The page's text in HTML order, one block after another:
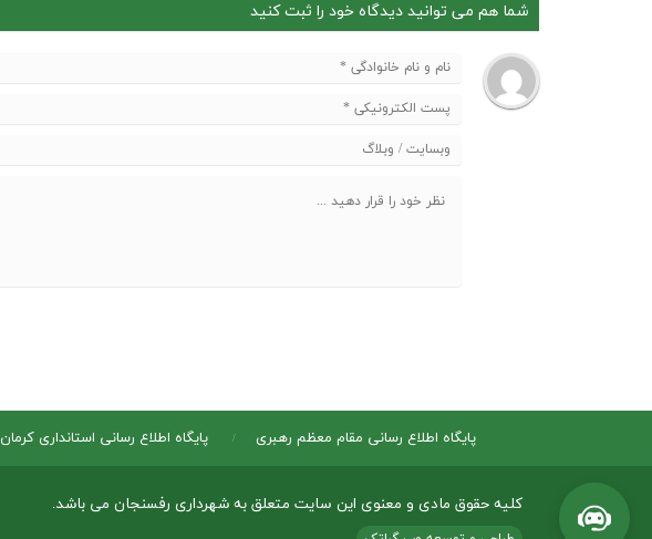
شما هم می توانید دیدگاه خود را ثبت کنید
پایگاه اطلاع رسانی مقام معظم رهبری پایگاه اطلاع رسانی استانداری کرمان
کلیه حقوق مادی و معنوی این سایت متعلق به شهرداری رفسنجان می باشد.